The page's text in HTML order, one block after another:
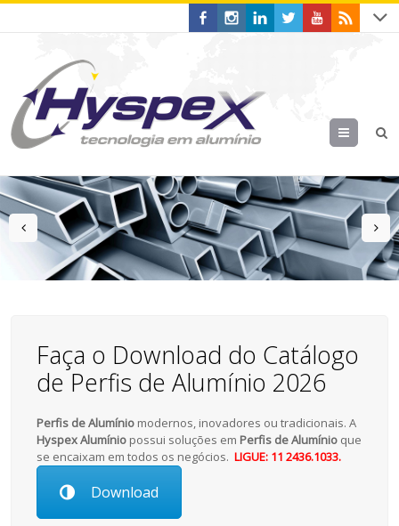
Menu
prev
Faça o Download do Catálogo
de Perfis de Alumínio 2026
Perfis de Alumínio modernos, inovadores ou tradicionais. A
Hyspex Alumínio possui soluções em Perfis de Alumínio que
se encaixam em todos os negócios.LIGUE: 11 2436.1033.
Download